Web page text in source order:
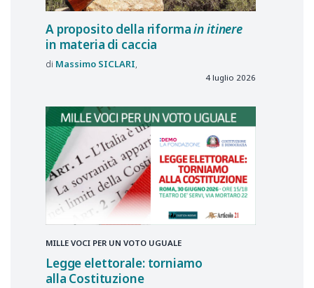
A proposito della riformain itinere
in materia di caccia
Massimo SICLARI
4 luglio 2026
MILLE VOCI PER UN VOTO UGUALE
Legge elettorale: torniamo
alla Costituzione